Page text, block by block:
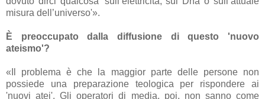
misura dell’universo'».
È preoccupato dalla diffusione di questo 'nuovo
ateismo'?
«Il problema è che la maggior parte delle persone non
possiede una preparazione teologica per rispondere ai
'nuovi atei'. Gli operatori di media, poi, non sanno come